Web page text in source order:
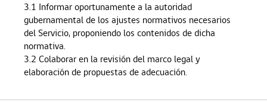
3.1 Informar oportunamente a la autoridad
gubernamental de los ajustes normativos necesarios
del Servicio, proponiendo los contenidos de dicha
normativa.
3.2 Colaborar en la revisión del marco legal y
elaboración de propuestas de adecuación.